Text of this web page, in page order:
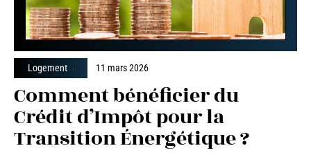
Logement 11 mars 2026
Comment bénéficier du
Crédit d’Impôt pour la
Transition Énergétique ?